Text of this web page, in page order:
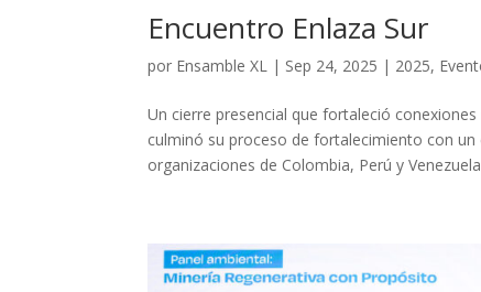
Encuentro Enlaza Sur
por Ensamble XL | Sep 24, 2025 | 2025,
Un cierre presencial que fortaleció
culminó su proceso de fortalecimiento con
organizaciones de Colombia, Perú y